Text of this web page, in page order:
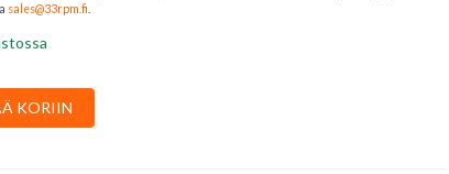
sales@33rpm.fi
KORIIN